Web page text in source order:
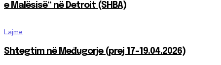
e Malësisë“ në Detroit (SHBA)
Lajme
Shtegtim në Međugorje (prej 17-19.04.2026)